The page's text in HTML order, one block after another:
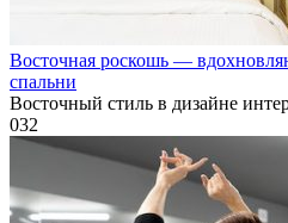
Восточная роскошь —
спальни
Восточный стиль в дизайне
032